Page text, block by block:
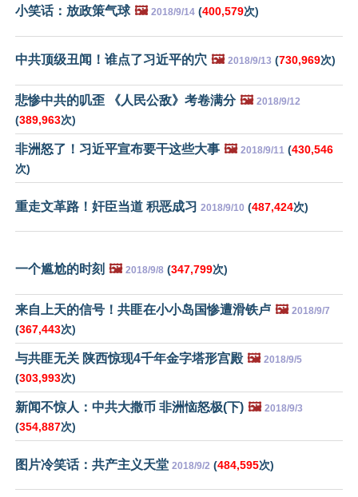
小笑话：放政策气球 🖼️ 2018/9/14 (400,579次)
中共顶级丑闻！谁点了习近平的穴 🖼️ 2018/9/13 (730,969次)
悲惨中共的叽歪 《人民公敌》考卷满分 🖼️ 2018/9/12
(389,963次)
非洲怒了！习近平宣布要干这些大事 🖼️ 2018/9/11 (430,546
次)
重走文革路！奸臣当道 积恶成习 2018/9/10 (487,424次)
一个尴尬的时刻 🖼️ 2018/9/8 (347,799次)
来自上天的信号！共匪在小小岛国惨遭滑铁卢 🖼️ 2018/9/7
(367,443次)
与共匪无关 陕西惊现4千年金字塔形宫殿 🖼️ 2018/9/5
(303,993次)
新闻不惊人：中共大撒币 非洲恼怒极(下) 🖼️ 2018/9/3
(354,887次)
图片冷笑话：共产主义天堂 2018/9/2 (484,595次)